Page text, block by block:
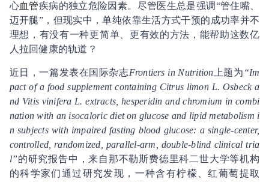
心血管疾病的独立危险因素。尽管医生总是强调“管住嘴、
迈开腿”，但现实中，单纯依靠生活方式干预的成功率并不
理想，有没有一种更简单、更有效的方法，能帮助这数亿
人拉回健康的轨道？
近日，一篇发表在国际杂志Frontiers in Nutrition 上题为 “Im
pact of a food supplement containing Citrus limon L. Osbeck a
nd Vitis vinifera L. extracts, hesperidin and chromium in combi
nation with an isocaloric diet on glucose and lipid metabolism i
n subjects with impaired fasting blood glucose: a single-center,
controlled, randomized, parallel-arm, double-blind clinical tria
l”的研究报告中，来自那不勒斯费德里科二世大学等机构
的科学家们通过研究发现，一种含有柠檬、红葡萄提取